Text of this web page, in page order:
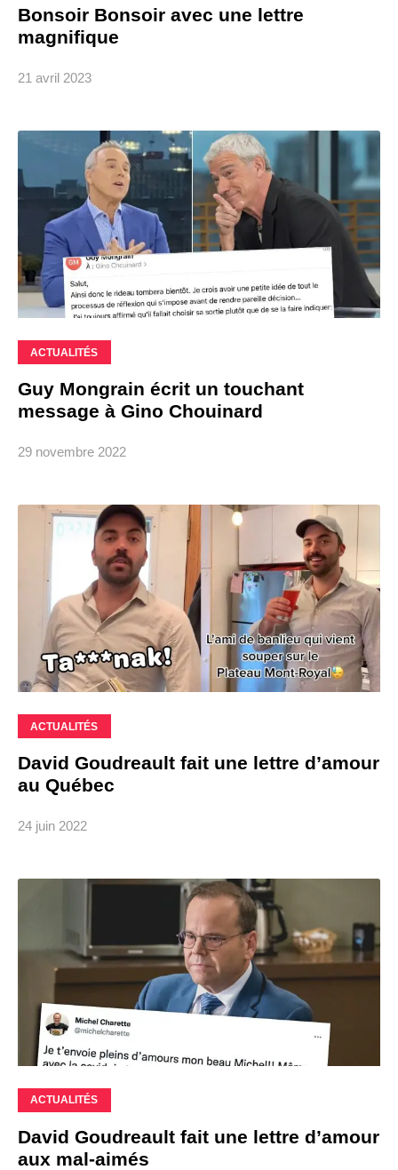
Bonsoir Bonsoir avec une lettre
magnifique
21 avril 2023
ACTUALITÉS
Guy Mongrain écrit un touchant
message à Gino Chouinard
29 novembre 2022
ACTUALITÉS
David Goudreault fait une lettre d’amour
au Québec
24 juin 2022
ACTUALITÉS
David Goudreault fait une lettre d’amour
aux mal-aimés